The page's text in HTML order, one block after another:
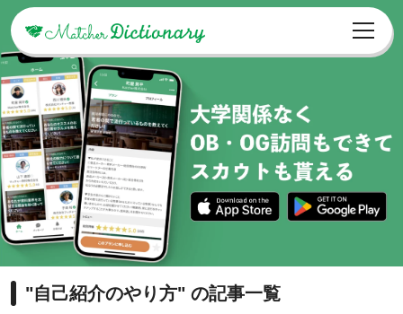
"自己紹介のやり方" の記事一覧